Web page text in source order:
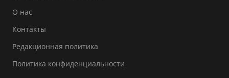
О нас
Контакты
Редакционная политика
Политика конфиденциальности